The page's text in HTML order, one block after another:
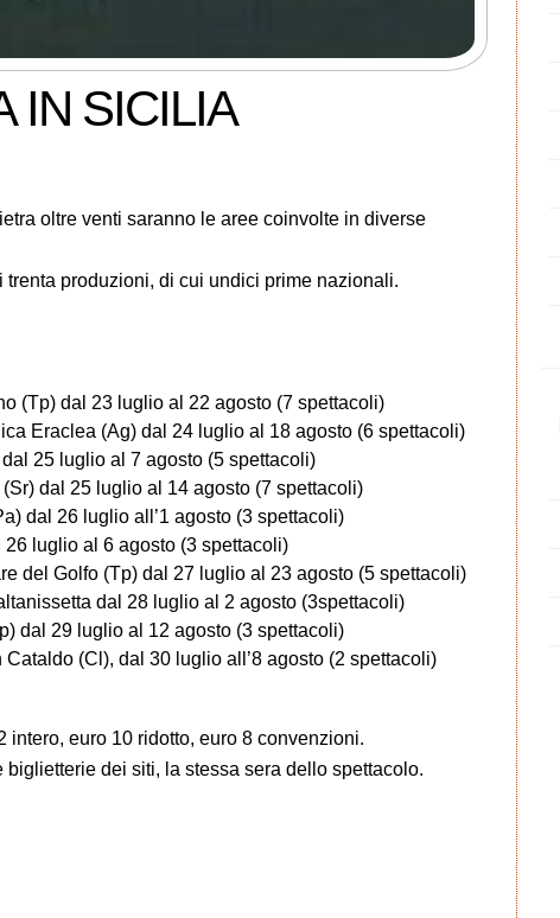
IN SICILIA
oltre venti saranno le aree coinvolte in diverse
produzioni, di cui undici prime nazionali.
(Tp) dal 23 luglio al 22 agosto (7 spettacoli)
Eraclea (Ag) dal 24 luglio al 18 agosto (6 spettacoli)
25 luglio al 7 agosto (5 spettacoli)
dal 25 luglio al 14 agosto (7 spettacoli)
dal 26 luglio all’1 agosto (3 spettacoli)
luglio al 6 agosto (3 spettacoli)
del Golfo (Tp) dal 27 luglio al 23 agosto (5 spettacoli)
dal 28 luglio al 2 agosto (3spettacoli)
dal 29 luglio al 12 agosto (3 spettacoli)
(Cl), dal 30 luglio all’8 agosto (2 spettacoli)
intero, euro 10 ridotto, euro 8 convenzioni.
biglietterie dei siti, la stessa sera dello spettacolo.